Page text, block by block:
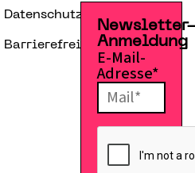
Datenschutzerklärung
Barrierefreiheitserklärung
Anmeldung
E-Mail-
Adresse*